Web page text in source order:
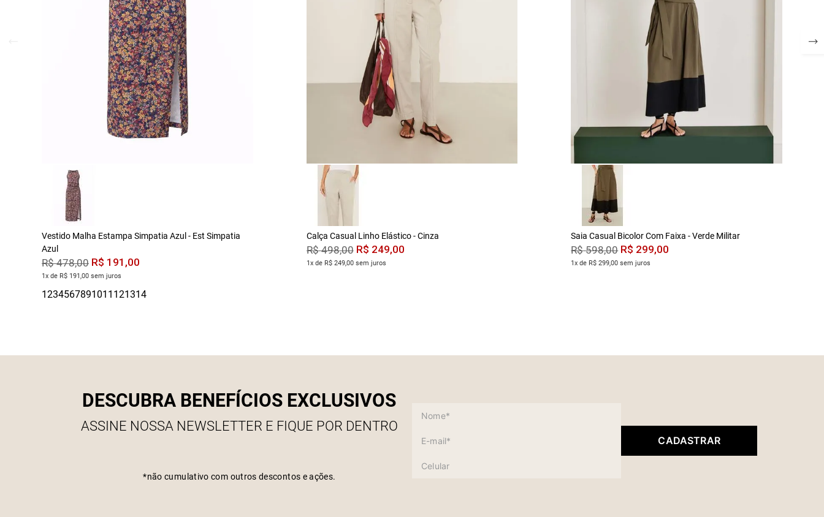
Vestido Malha Estampa Simpatia Azul - Est Simpatia
Azul
R$ 478,00 R$ 191 ,00
1x de R$ 191,00 sem juros
Calça Casual Linho Elástico - Cinza
R$ 498,00 R$ 249,00
1x de R$ 249,00 sem juros
Saia Casual Bicolor Com Faixa - Verde Militar
R$ 598,00 R$ 299,00
1x de R$ 299,00 sem juros
DESCUBRA BENEFÍCIOS EXCLUSIVOS
ASSINE NOSSA NEWSLETTER E FIQUE POR DENTRO
*não cumulativo com outros descontos e ações.
CADASTRAR